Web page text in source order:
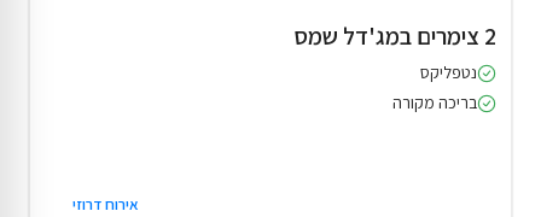
2 צימרים במג'דל שמס
נטפליקס
בריכה מקורה
אירוח דרוזי